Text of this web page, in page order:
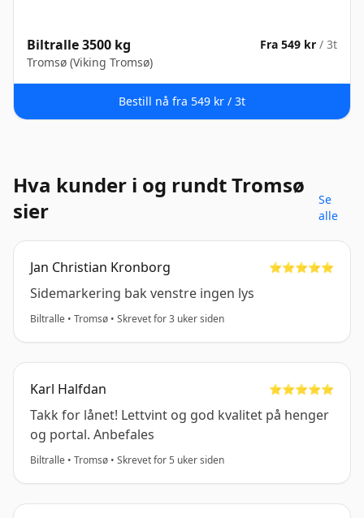
Biltralle 3500 kg Fra 549 kr / 3t
Tromsø (Viking Tromsø)
Bestill nå fra 549 kr / 3t
Hva kunder i og rundt Tromsø
sier
Se
alle
Jan Christian Kronborg ⭐️⭐️⭐️⭐️⭐️
Sidemarkering bak venstre ingen lys
Biltralle • Tromsø • Skrevet for 3 uker siden
Karl Halfdan ⭐️⭐️⭐️⭐️⭐️
Takk for lånet! Lettvint og god kvalitet på henger
og portal. Anbefales
Biltralle • Tromsø • Skrevet for 5 uker siden